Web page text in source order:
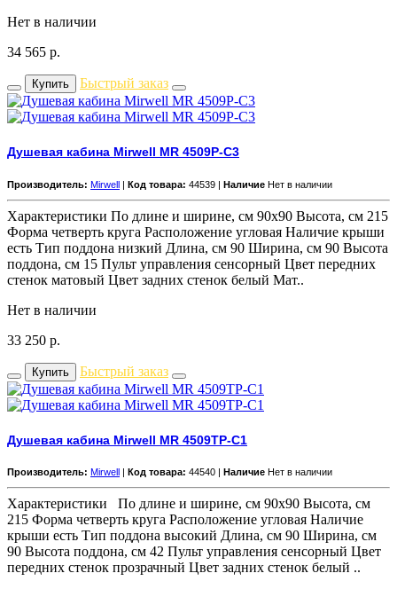
Нет в наличии
34 565 р.
Купить Быстрый заказ
Душевая кабина Mirwell MR 4509P-C3
Производитель: Mirwell | Код товара: 44539 | Наличие Нет в наличии
Характеристики По длине и ширине, см 90x90 Высота, см 215
Форма четверть круга Расположение угловая Наличие крыши
есть Тип поддона низкий Длина, см 90 Ширина, см 90 Высота
поддона, см 15 Пульт управления сенсорный Цвет передних
стенок матовый Цвет задних стенок белый Мат..
Нет в наличии
33 250 р.
Купить Быстрый заказ
Душевая кабина Mirwell MR 4509TP-C1
Производитель: Mirwell | Код товара: 44540 | Наличие Нет в наличии
Характеристики По длине и ширине, см 90x90 Высота, см
215 Форма четверть круга Расположение угловая Наличие
крыши есть Тип поддона высокий Длина, см 90 Ширина, см
90 Высота поддона, см 42 Пульт управления сенсорный Цвет
передних стенок прозрачный Цвет задних стенок белый ..